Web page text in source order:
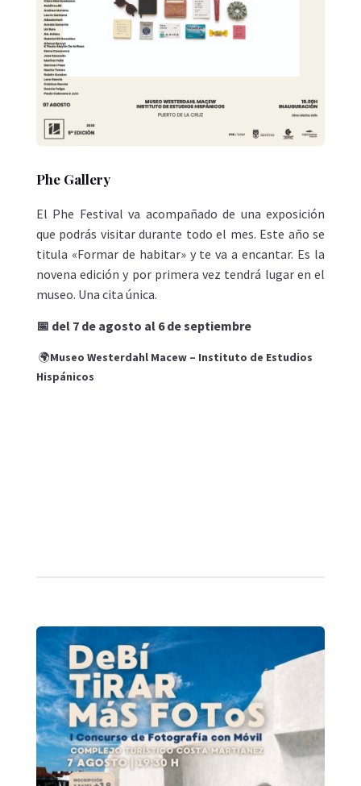
Phe Gallery
El Phe Festival va acompañado de una exposición
que podrás visitar durante todo el mes. Este año se
titula «Formar de habitar» y te va a encantar. Es la
novena edición y por primera vez tendrá lugar en el
museo. Una cita única.
📅 del 7 de agosto al 6 de septiembre
🌍Museo Westerdahl Macew – Instituto de Estudios
Hispánicos